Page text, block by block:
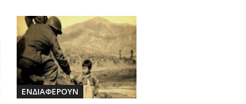
ΕΝΔΙΑΦΕΡΟΥΝ